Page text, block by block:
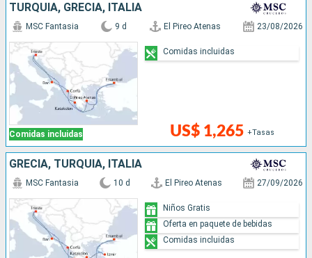
TURQUÍA, GRECIA, ITALIA
Comidas incluidas
MSC Fantasia 9 d El Pireo Atenas 23/08/2026
US$ 1,265 +Tasas
Comidas incluidas
GRECIA, TURQUÍA, ITALIA
MSC Fantasia 10 d El Pireo Atenas 27/09/2026
Niños Gratis
Oferta en paquete de bebidas
Comidas incluidas